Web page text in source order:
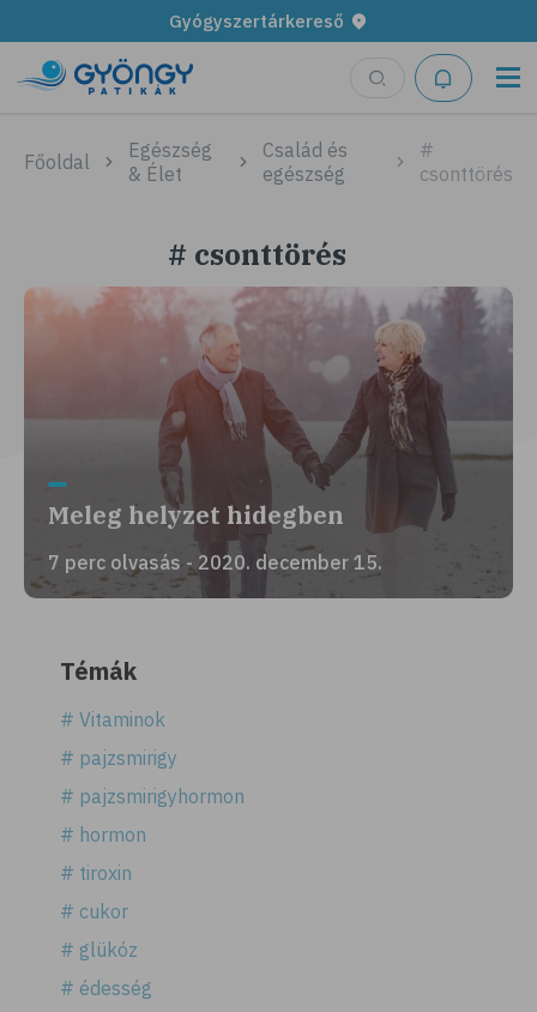
Gyógyszertárkereső
Főoldal
Egészség
& Élet
Család és
egészség
#
csonttörés
# csonttörés
Meleg helyzet hidegben
7 perc olvasás - 2020. december 15.
Témák
# Vitaminok
# pajzsmirigy
# pajzsmirigyhormon
# hormon
# tiroxin
# cukor
# glükóz
# édesség